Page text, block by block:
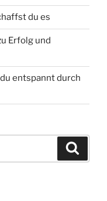
du es
Erfolg und
du entspannt durch